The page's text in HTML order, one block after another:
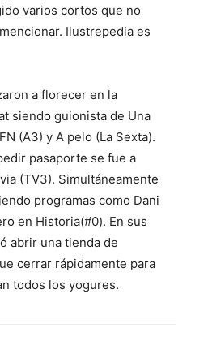
varios cortos que no
Ilustrepedia es
a florecer en la
siendo guionista de Una
(A3) y A pelo (La Sexta).
pasaporte se fue a
(TV3). Simultáneamente
programas como Dani
en Historia(#0). En sus
abrir una tienda de
cerrar rápidamente para
todos los yogures.